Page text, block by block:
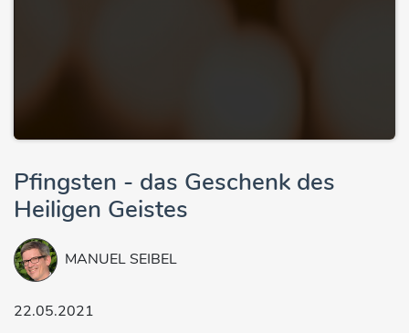
Pfingsten - das Geschenk des
Heiligen Geistes
MANUEL SEIBEL
22.05.2021